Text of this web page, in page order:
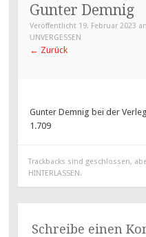
Gunter Demnig
Veröffentlicht 19. Februar 2023
UNVERGESSEN
← Zurück
Gunter Demnig bei der
1.709
Trackbacks sind geschlossen,
HINTERLASSEN.
Schreibe einen